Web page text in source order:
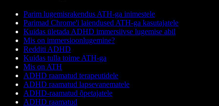
Parim lugemisrakendus ATH-ga inimestele
Parimad Chrome'i laiendused ATH-ga kasutajatele
Kuidas ületada ADHD immersiivse lugemise abil
Mis on immersioonlugemine?
Redditi ADHD
Kuidas tulla toime ATH-ga
Mis on ATH
ADHD raamatud terapeutidele
ADHD raamatud lapsevanematele
ADHD-raamatud õpetajatele
ADHD raamatud